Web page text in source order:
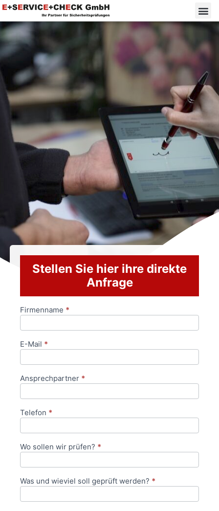
Stellen Sie hier ihre direkte
Anfrage
Anfrageformular
Firmenname *
E-Mail *
Ansprechpartner *
Telefon *
Wo sollen wir prüfen? *
Was und wieviel soll geprüft werden? *